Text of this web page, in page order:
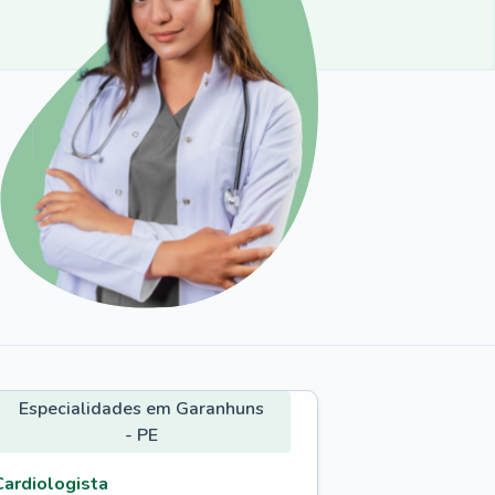
Especialidades em Garanhuns
- PE